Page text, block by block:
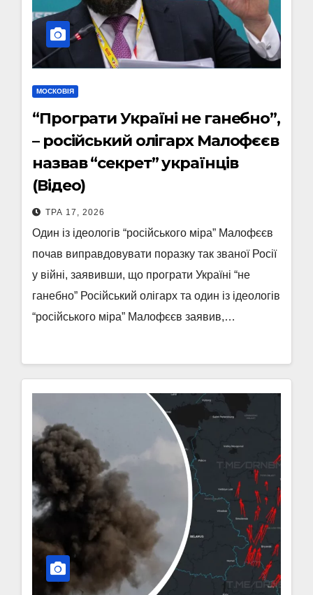
МОСКОВІЯ
“Програти Україні не ганебно”,
– російський олігарх Малофєєв
назвав “секрет” українців
(Відео)
ТРА 17, 2026
Один із ідеологів “російського міра” Малофєєв
почав виправдовувати поразку так званої Росії
у війні, заявивши, що програти Україні “не
ганебно” Російський олігарх та один із ідеологів
“російського міра” Малофєєв заявив,…